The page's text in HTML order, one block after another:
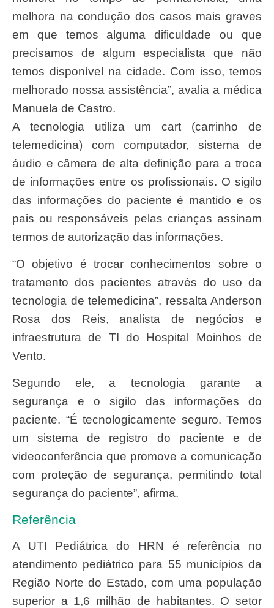
melhora na condução dos casos mais graves
em que temos alguma dificuldade ou que
precisamos de algum especialista que não
temos disponível na cidade. Com isso, temos
melhorado nossa assistência”, avalia a médica
Manuela de Castro.
A tecnologia utiliza um cart (carrinho de
telemedicina) com computador, sistema de
áudio e câmera de alta definição para a troca
de informações entre os profissionais. O sigilo
das informações do paciente é mantido e os
pais ou responsáveis pelas crianças assinam
termos de autorização das informações.
“O objetivo é trocar conhecimentos sobre o
tratamento dos pacientes através do uso da
tecnologia de telemedicina”, ressalta Anderson
Rosa dos Reis, analista de negócios e
infraestrutura de TI do Hospital Moinhos de
Vento.
Segundo ele, a tecnologia garante a
segurança e o sigilo das informações do
paciente. “É tecnologicamente seguro. Temos
um sistema de registro do paciente e de
videoconferência que promove a comunicação
com proteção de segurança, permitindo total
segurança do paciente”, afirma.
Referência
A UTI Pediátrica do HRN é referência no
atendimento pediátrico para 55 municípios da
Região Norte do Estado, com uma população
superior a 1,6 milhão de habitantes. O setor